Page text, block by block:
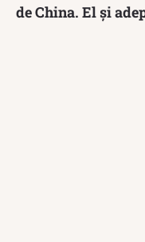
de China. El și